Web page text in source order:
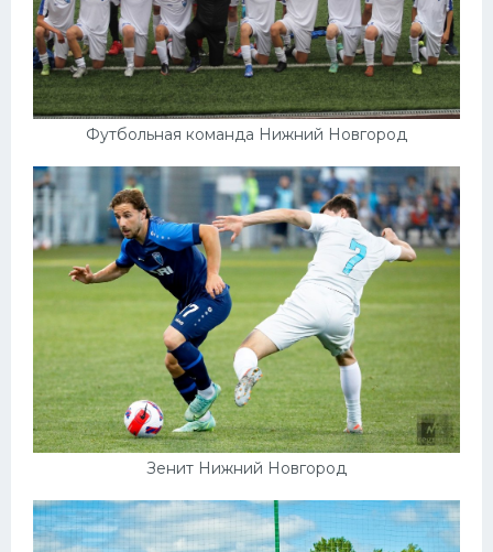
Футбольная команда Нижний Новгород
Зенит Нижний Новгород